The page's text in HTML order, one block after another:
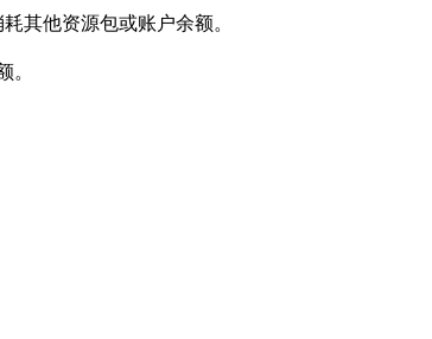
其他资源包或账户余额。
。